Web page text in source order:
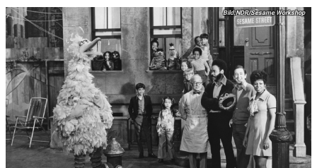
NDR/Sesame Workshop